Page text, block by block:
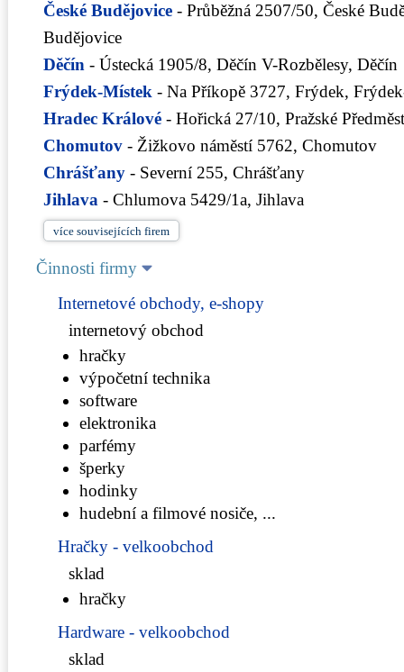
České Budějovice - Průběžná 2507/50, České
Budějovice
Děčín - Ústecká 1905/8, Děčín V-Rozbělesy, Děčín
Frýdek-Místek - Na Příkopě 3727, Frýdek,
Hradec Králové - Hořická 27/10, Pražské
Chomutov - Žižkovo náměstí 5762, Chomutov
Chrášťany - Severní 255, Chrášťany
Jihlava - Chlumova 5429/1a, Jihlava
více souvisejících firem
Činnosti firmy
Internetové obchody, e-shopy
internetový obchod
hračky
výpočetní technika
software
elektronika
parfémy
šperky
hodinky
hudební a filmové nosiče, ...
Hračky - velkoobchod
sklad
hračky
Hardware - velkoobchod
sklad